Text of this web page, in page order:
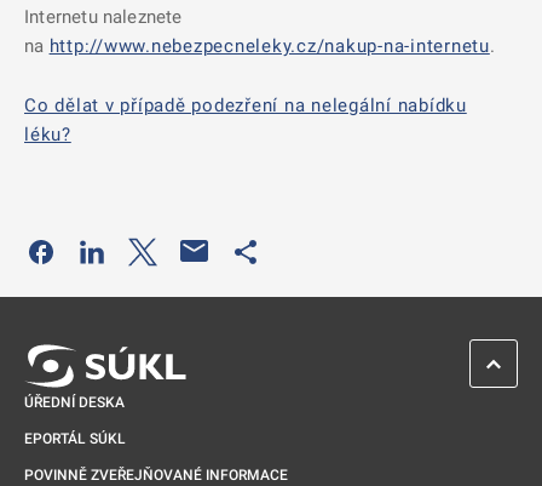
Internetu naleznete
na http://www.nebezpecneleky.cz/nakup-na-internetu.
Co dělat v případě podezření na nelegální nabídku
léku?
Odkaz se otevře na nové kartě
Odkaz se otevře na nové kartě
Odkaz se otevře na nové kartě
ÚŘEDNÍ DESKA
EPORTÁL SÚKL
POVINNĚ ZVEŘEJŇOVANÉ INFORMACE
ZPĚT